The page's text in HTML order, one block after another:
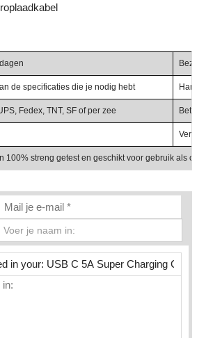
de specificaties die je nodig hebt
Fedex, TNT, SF of per zee
100% streng getest en geschikt voor gebruik als